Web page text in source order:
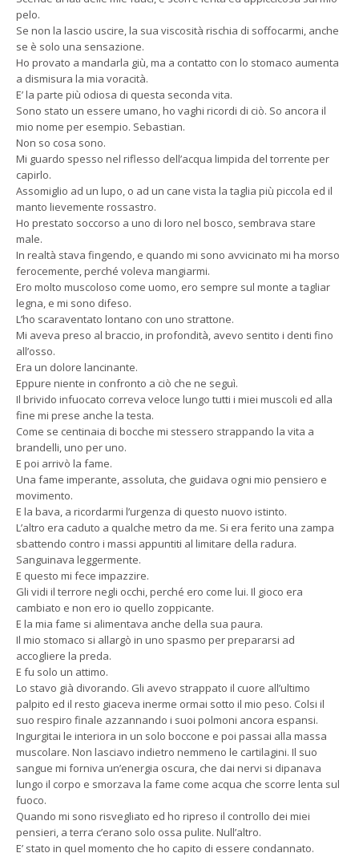
pelo.
Se non la lascio uscire, la sua viscosità rischia di soffocarmi, anche
se è solo una sensazione.
Ho provato a mandarla giù, ma a contatto con lo stomaco aumenta
a dismisura la mia voracità.
E’ la parte più odiosa di questa seconda vita.
Sono stato un essere umano, ho vaghi ricordi di ciò. So ancora il
mio nome per esempio. Sebastian.
Non so cosa sono.
Mi guardo spesso nel riflesso dell’acqua limpida del torrente per
capirlo.
Assomiglio ad un lupo, o ad un cane vista la taglia più piccola ed il
manto lievemente rossastro.
Ho prestato soccorso a uno di loro nel bosco, sembrava stare
male.
In realtà stava fingendo, e quando mi sono avvicinato mi ha morso
ferocemente, perché voleva mangiarmi.
Ero molto muscoloso come uomo, ero sempre sul monte a tagliar
legna, e mi sono difeso.
L’ho scaraventato lontano con uno strattone.
Mi aveva preso al braccio, in profondità, avevo sentito i denti fino
all’osso.
Era un dolore lancinante.
Eppure niente in confronto a ciò che ne seguì.
Il brivido infuocato correva veloce lungo tutti i miei muscoli ed alla
fine mi prese anche la testa.
Come se centinaia di bocche mi stessero strappando la vita a
brandelli, uno per uno.
E poi arrivò la fame.
Una fame imperante, assoluta, che guidava ogni mio pensiero e
movimento.
E la bava, a ricordarmi l’urgenza di questo nuovo istinto.
L’altro era caduto a qualche metro da me. Si era ferito una zampa
sbattendo contro i massi appuntiti al limitare della radura.
Sanguinava leggermente.
E questo mi fece impazzire.
Gli vidi il terrore negli occhi, perché ero come lui. Il gioco era
cambiato e non ero io quello zoppicante.
E la mia fame si alimentava anche della sua paura.
Il mio stomaco si allargò in uno spasmo per prepararsi ad
accogliere la preda.
E fu solo un attimo.
Lo stavo già divorando. Gli avevo strappato il cuore all’ultimo
palpito ed il resto giaceva inerme ormai sotto il mio peso. Colsi il
suo respiro finale azzannando i suoi polmoni ancora espansi.
Ingurgitai le interiora in un solo boccone e poi passai alla massa
muscolare. Non lasciavo indietro nemmeno le cartilagini. Il suo
sangue mi forniva un’energia oscura, che dai nervi si dipanava
lungo il corpo e smorzava la fame come acqua che scorre lenta sul
fuoco.
Quando mi sono risvegliato ed ho ripreso il controllo dei miei
pensieri, a terra c’erano solo ossa pulite. Null’altro.
E’ stato in quel momento che ho capito di essere condannato.